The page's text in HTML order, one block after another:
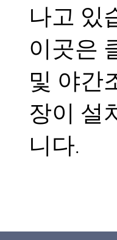
나고 있
이곳은
및 야간
장이 설
니다.